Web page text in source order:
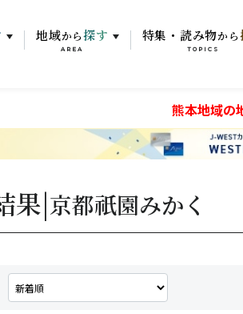
地域から 探す
AREA
特集・読み物から
TOPICS
熊本地域の
果|京都祇園みかく